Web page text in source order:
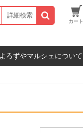
詳細検索
カート
よろずやマルシェについて